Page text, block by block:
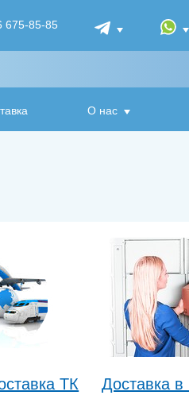
675-85-85
О нас
ТК Доставка в